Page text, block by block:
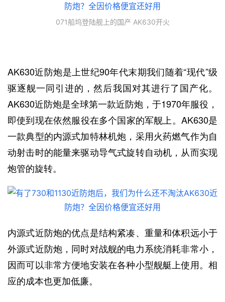
071船坞登陆舰上的国产 AK630开火
AK630近防炮是上世纪90年代末期我们随着“现代”级
驱逐舰一同引进的，然后我国对其进行了国产化。
AK630近防炮是全球第一款近防炮，于1970年服役，
即使到现在依然服役在多个国家的军舰上。AK630是
一款典型的内源式加特林机炮，采用火药燃气作为自
动射击时的能量来驱动导气式旋转自动机，从而实现
炮管的旋转。
内源式近防炮的优点是结构紧凑、重量和体积远小于
外源式近防炮，同时对战舰的电力系统消耗非常小，
因而可以非常方便地安装在各种小型舰艇上使用。相
应的成本也更加低廉。